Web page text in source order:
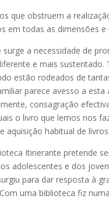
que obstruem a
em todas as dimensões e
a necessidade de
e mais sustentado.
estão rodeados de
parece avesso a
consagração
o livro que lemos nos
aquisição habitual de livros.
Itinerante pretende
adolescentes e dos
para dar resposta à
uma biblioteca fiz